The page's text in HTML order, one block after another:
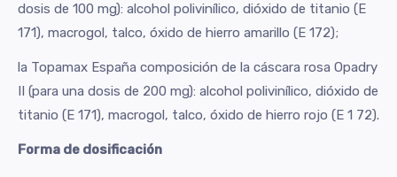
dosis de 100 mg): alcohol polivinílico, dióxido de titanio (E
171), macrogol, talco, óxido de hierro amarillo (E 172);
la Topamax España composición de la cáscara rosa Opadry
II (para una dosis de 200 mg): alcohol polivinílico, dióxido de
titanio (E 171), macrogol, talco, óxido de hierro rojo (E 1 72).
Forma de dosificación